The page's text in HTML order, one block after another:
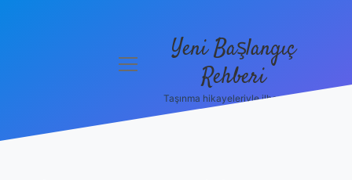
Politikası
menüyü
Yeni Başlangıç
Rehberi
Taşınma hikayeleriyle ilham bul!